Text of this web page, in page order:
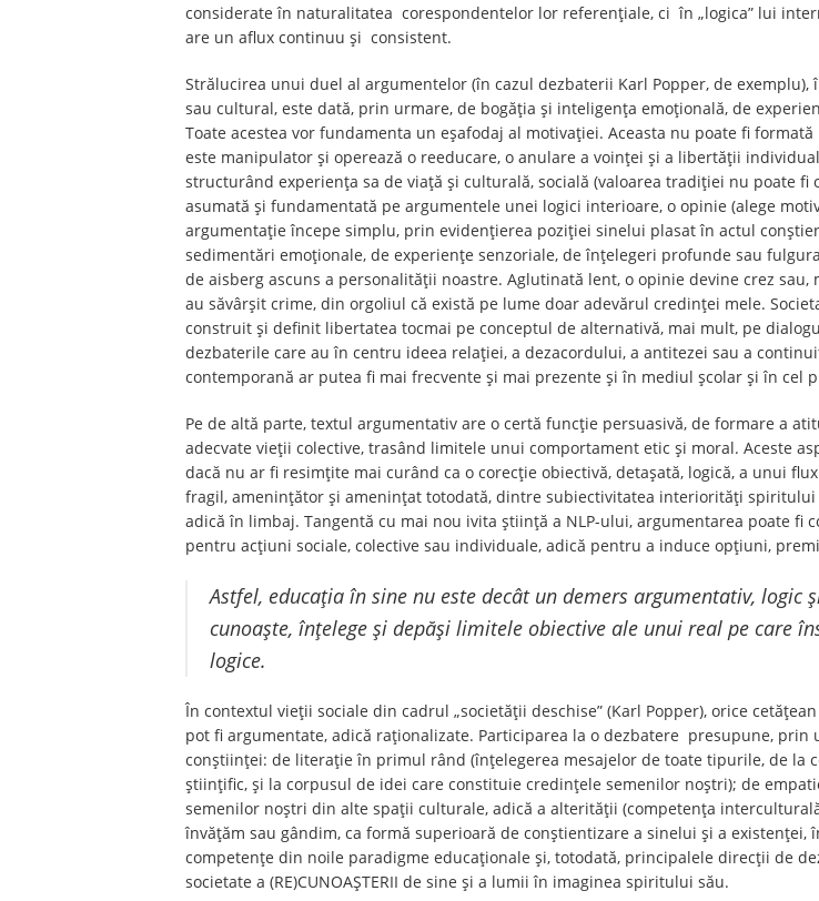
considerate în naturalitatea corespondentelor lor referențiale, ci în „logica” lui
are un aflux continuu și consistent.
Strălucirea unui duel al argumentelor (în cazul dezbaterii Karl Popper, de
sau cultural, este dată, prin urmare, de bogăția și inteligența emoțională, de
Toate acestea vor fundamenta un eșafodaj al motivației. Aceasta nu poate fi
este manipulator și operează o reeducare, o anulare a voinței și a libertății
structurând experiența sa de viață și culturală, socială (valoarea tradiției nu poate fi
asumată și fundamentată pe argumentele unei logici interioare, o opinie (alege
argumentație începe simplu, prin evidențierea poziției sinelui plasat în actul
sedimentări emoționale, de experiențe senzoriale, de înțelegeri profunde sau
de aisberg ascuns a personalității noastre. Aglutinată lent, o opinie devine crez
au săvârșit crime, din orgoliul că există pe lume doar adevărul credinței mele.
construit și definit libertatea tocmai pe conceptul de alternativă, mai mult, pe
dezbaterile care au în centru ideea relației, a dezacordului, a antitezei sau a
contemporană ar putea fi mai frecvente și mai prezente și în mediul școlar și în cel
Pe de altă parte, textul argumentativ are o certă funcție persuasivă, de formare a
adecvate vieții colective, trasând limitele unui comportament etic și moral. Aceste
dacă nu ar fi resimțite mai curând ca o corecție obiectivă, detașată, logică, a unui
fragil, amenințător și amenințat totodată, dintre subiectivitatea interiorități spiritului
adică în limbaj. Tangentă cu mai nou ivita știință a NLP-ului, argumentarea poate
pentru acțiuni sociale, colective sau individuale, adică pentru a induce opțiuni,
Astfel, educația în sine nu este decât un demers argumentativ, logic
cunoaște, înțelege și depăși limitele obiective ale unui real pe care
logice.
În contextul vieții sociale din cadrul „societății deschise” (Karl Popper), orice
pot fi argumentate, adică raționalizate. Participarea la o dezbatere presupune,
conștiinței: de literație în primul rând (înțelegerea mesajelor de toate tipurile, de la
științific, și la corpusul de idei care constituie credințele semenilor noștri); de
semenilor noștri din alte spații culturale, adică a alterității (competența
învățăm sau gândim, ca formă superioară de conștientizare a sinelui și a
competențe din noile paradigme educaționale și, totodată, principalele direcții de
societate a (RE)CUNOAȘTERII de sine și a lumii în imaginea spiritului său.